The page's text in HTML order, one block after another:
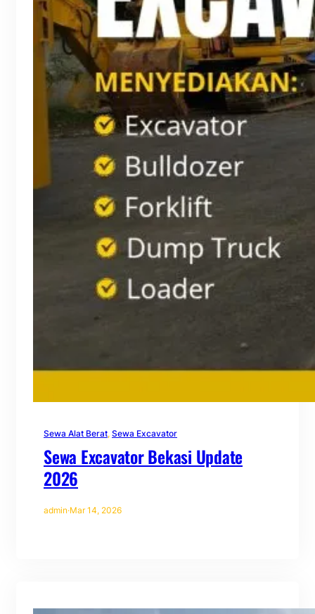
Sewa Alat Berat, Sewa Excavator
Sewa Excavator Bekasi Update
2026
admin·Mar 14, 2026